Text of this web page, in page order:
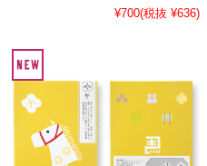
¥700(税抜 ¥636)